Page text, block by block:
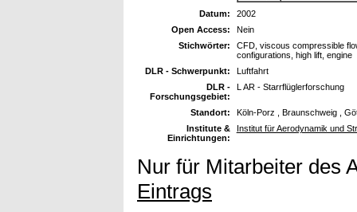
Datum:
2002
Open Access:
Nein
Stichwörter:
CFD, viscous compressible
configurations, high lift, engine
DLR - Schwerpunkt:
Luftfahrt
DLR -
Forschungsgebiet:
L AR - Starrflüglerforschung
Standort:
Köln-Porz , Braunschweig ,
Institute &
Einrichtungen:
Institut für Aerodynamik und
Nur für Mitarbeiter des
Eintrags